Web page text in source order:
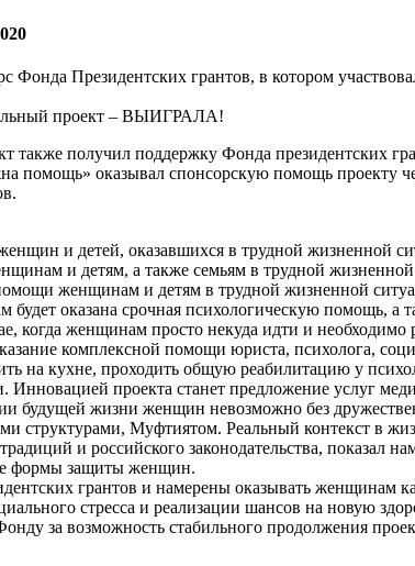
Фонда Президентских грантов, в котором
проект – ВЫИГРАЛА!
также получил поддержку Фонда президентских
помощь» оказывал спонсорскую помощь проекту
и детей, оказавшихся в трудной жизненной
и детям, а также семьям в трудной
женщинам и детям в трудной жизненной
оказана срочная психологическую помощь,
когда женщинам просто некуда идти и
комплексной помощи юриста, психолога,
на кухне, проходить общую реабилитацию у
проекта станет предложение услуг
будущей жизни женщин невозможно без
структурами, Муфтиятом. Реальный контекст в
и российского законодательства, показал
формы защиты женщин.
грантов и намерены оказывать женщинам
стресса и реализации шансов на новую
за возможность стабильного продолжения